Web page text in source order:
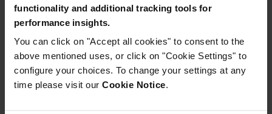
functionality and additional tracking tools for
performance insights.
You can click on "Accept all cookies" to consent to the
above mentioned uses, or click on "Cookie Settings" to
configure your choices. To change your settings at any
time please visit our Cookie Notice.
avec un même récipient.
Modulaire, compact, facile à
119,99 € Prix réduit de
179,99 €
Capacité: 9.5L (4 à 6 pers)
Synchronisation des
cuissons
179,99 €